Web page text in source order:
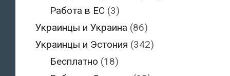
Работа в ЕС (3)
Украинцы и Украина (86)
Украинцы и Эстония (342)
Бесплатно (18)